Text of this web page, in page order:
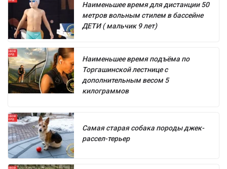
Наименьшее время для дистанции 50
метров вольным стилем в бассейне
ДЕТИ ( мальчик 9 лет)
Наименьшее время подъёма по
Торгашинской лестнице с
дополнительным весом 5
килограммов
Самая старая собака породы джек-
рассел-терьер